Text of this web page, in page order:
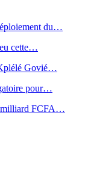
du…
cette…
Govié…
pour…
milliard FCFA…